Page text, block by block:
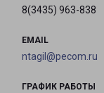
8(3435) 963-838
EMAIL
ntagil@pecom.ru
ГРАФИК РАБОТЫ